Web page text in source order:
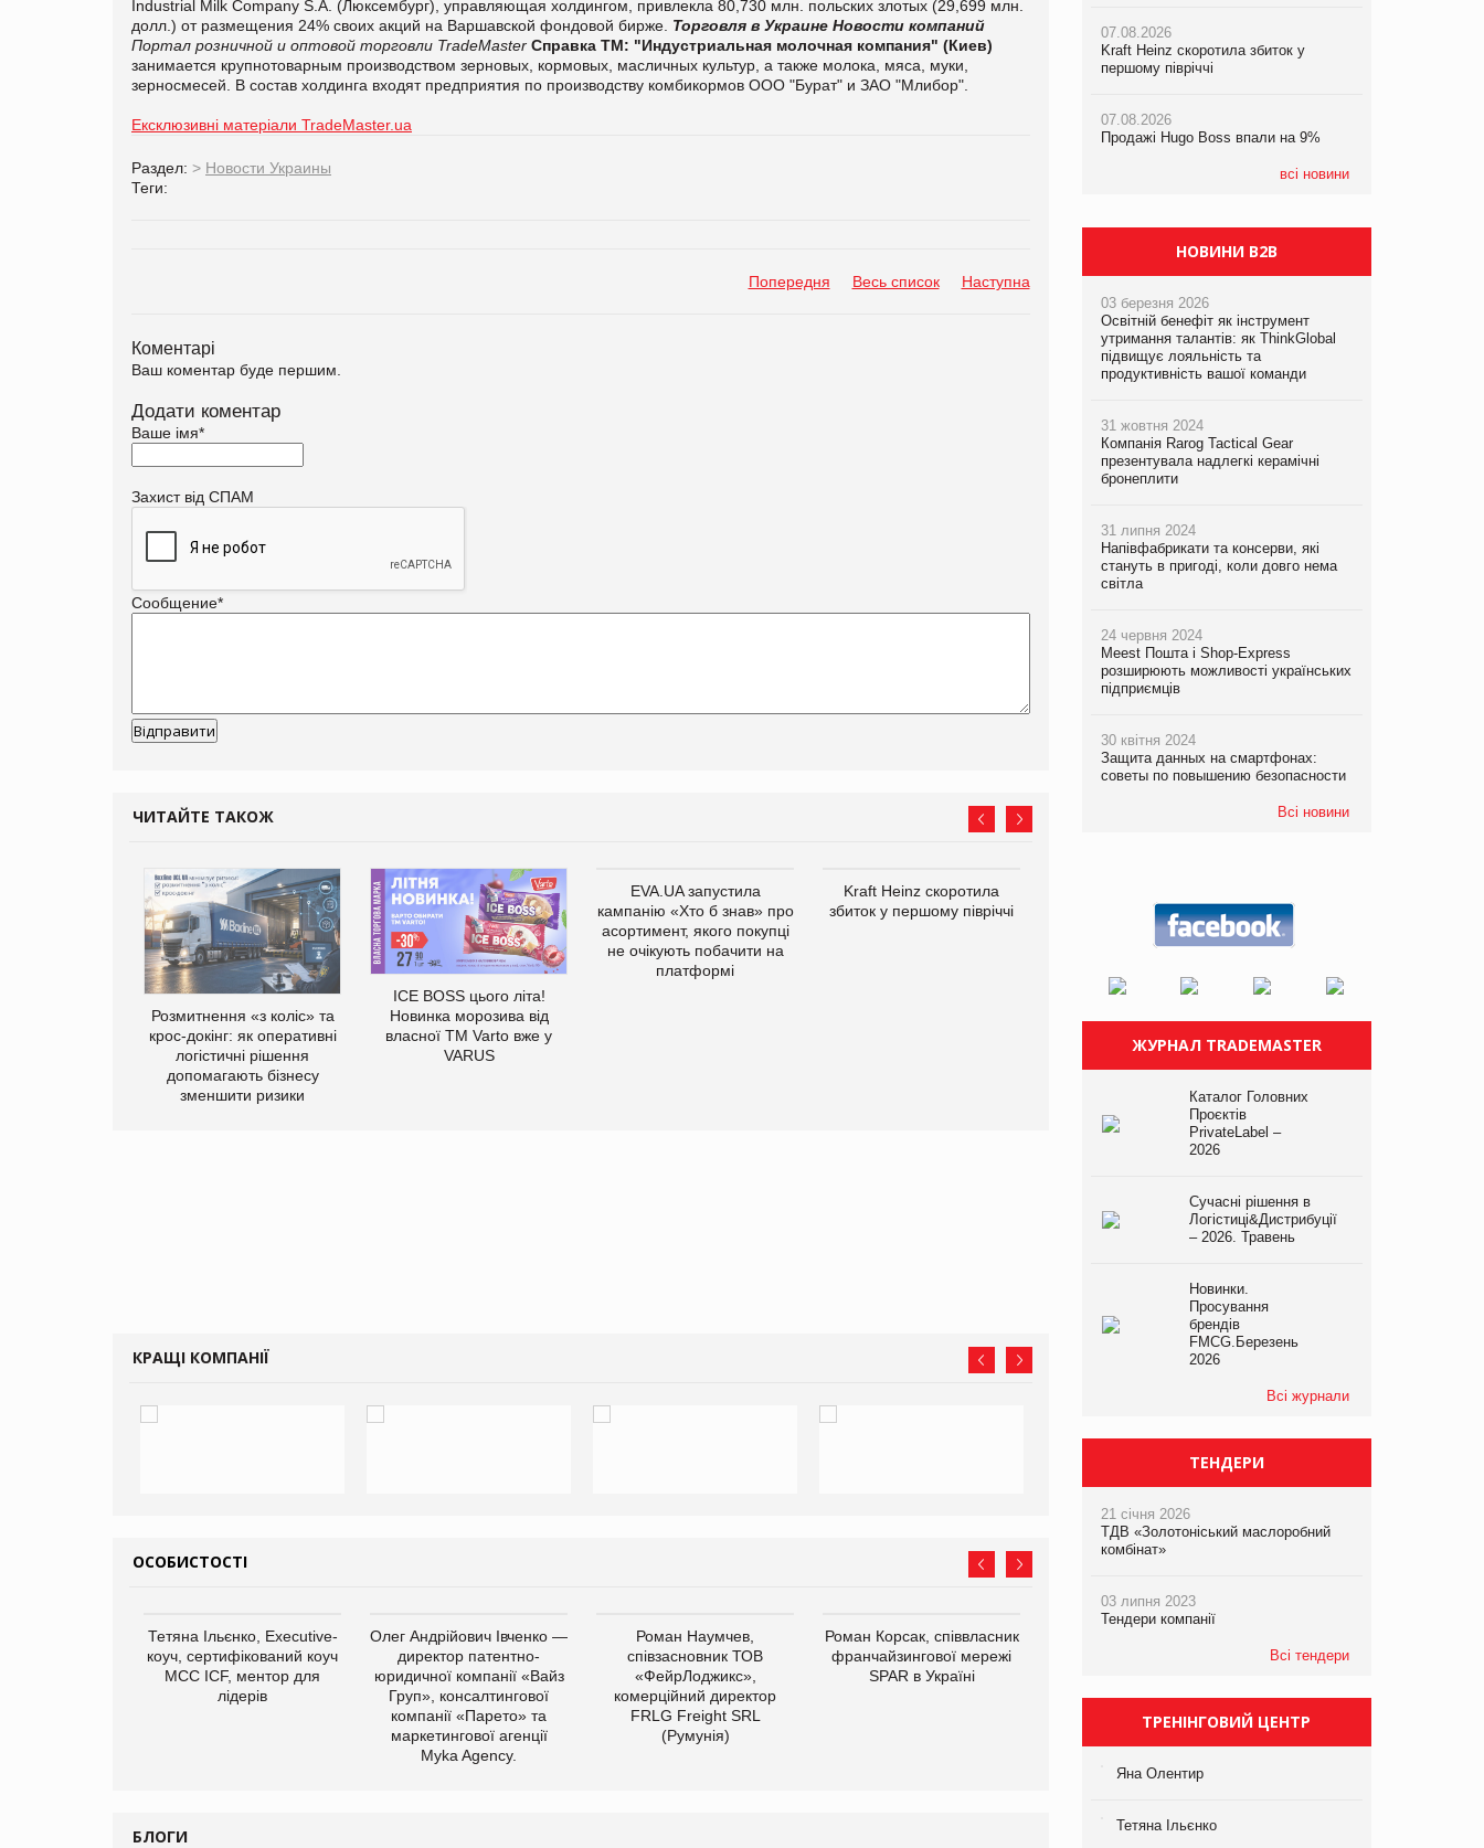
Industrial Milk Company S.A. (Люксембург), управляющая холдингом, привлекла 80,730 млн
польских злотых (29,699 млн
долл ) от размещения 24% своих акций на Варшавской фондовой бирже. Торговля в Украине Новости компаний
Портал розничной и оптовой торговли TradeMaster Справка ТМ: "Индустриальная молочная компания" (Киев)
занимается крупнотоварным производством зерновых, кормовых, масличных культур, а также молока, мяса, муки,
зерносмесей. В состав холдинга входят предприятия по производству комбикормов ООО "Бурат" и ЗАО "Млибор".
Ексклюзивні матеріали TradeMaster.ua
Раздел: > Новости Украины
Теги:
Попередня Весь список Наступна
Коментарі
Ваш коментар буде першим.
Додати коментар
Ваше імя*
Захист від СПАМ
Сообщение*
ЧИТАЙТЕ ТАКОЖ
Розмитнення «з коліс» та
крос-докінг: як оперативні
логістичні рішення
допомагають бізнесу
зменшити ризики
ICE BOSS цього літа!
Новинка морозива від
власної ТМ Varto вже у
VARUS
EVA.UA запустила
кампанію «Хто б знав» про
асортимент, якого покупці
не очікують побачити на
платформі
Kraft Heinz скоротила
збиток у першому півріччі
на 9%
рекламні дзвінки без згоди
КРАЩІ КОМПАНІЇ
ОСОБИСТОСТІ
Тетяна Ільєнко, Executive-
коуч, сертифікований коуч
МСС ICF, ментор для
лідерів
Олег Андрійович Івченко —
директор патентно-
юридичної компанії «Вайз
Груп», консалтингової
компанії «Парето» та
маркетингової агенції
Myka Agency.
Роман Наумчев,
співзасновник ТОВ
«ФейрЛоджикс»,
комерційний директор
FRLG Freight SRL
(Румунія)
Роман Корсак, співвласник
франчайзингової мережі
SPAR в Україні
виробництва
компанії «УкраМарин»
БЛОГИ
07.08.2026
Kraft Heinz скоротила збиток у
першому півріччі
07.08.2026
Продажі Hugo Boss впали на 9%
всі новини
06.08.2026
Смачна новинка для хвостатих: у
VARUS з’явилися паучі Varto Paw
05.08.2026
мережу магазинів формату
06.08.2026
Аргентина повертається з
НОВИНИ B2B
03 березня 2026
Освітній бенефіт як інструмент
утримання талантів: як ThinkGlobal
підвищує лояльність та
продуктивність вашої команди
31 жовтня 2024
Компанія Rarog Tactical Gear
презентувала надлегкі керамічні
бронеплити
31 липня 2024
Напівфабрикати та консерви, які
стануть в пригоді, коли довго нема
світла
24 червня 2024
Meest Пошта і Shop-Express
розширюють можливості українських
підприємців
30 квітня 2024
Защита данных на смартфонах:
советы по повышению безопасности
Всі новини
ЖУРНАЛ TRADEMASTER
Каталог Головних
Проєктів
PrivateLabel –
2026
Сучасні рішення в
Логістиці&Дистрибуції
– 2026. Травень
Новинки.
Просування
брендів
FMCG.Березень
2026
Всі журнали
ТЕНДЕРИ
21 січня 2026
ТДВ «Золотоніський маслоробний
комбінат»
03 липня 2023
Тендери компанії
Всі тендери
ТРЕНІНГОВИЙ ЦЕНТР
Яна Олентир
Тетяна Ільєнко